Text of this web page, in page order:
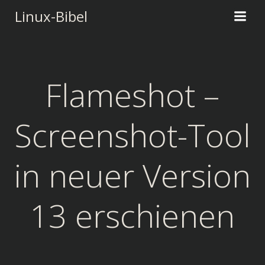
Linux-Bibel
Flameshot –
Screenshot-Tool
in neuer Version
13 erschienen